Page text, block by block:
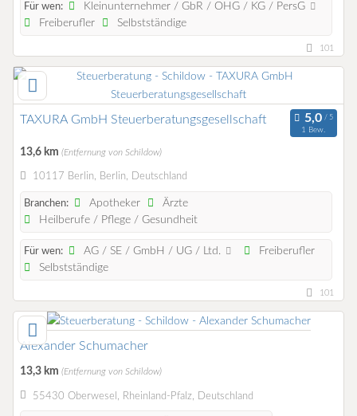
Für wen:
Kleinunternehmer / GbR / OHG / KG / PersG
Freiberufler
Selbstständige
101
TAXURA GmbH Steuerberatungsgesellschaft
1 Bew.
13,6 km (Entfernung von Schildow)
10117 Berlin, Berlin, Deutschland
Branchen: Apotheker
Ärzte
Heilberufe / Pflege / Gesundheit
Für wen: AG / SE / GmbH / UG / Ltd.
Freiberufler
Selbstständige
101
Alexander Schumacher
13,3 km (Entfernung von Schildow)
55430 Oberwesel, Rheinland-Pfalz, Deutschland